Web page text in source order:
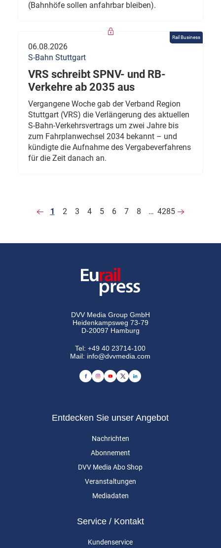
(Bahnhöfe sollen anfahrbar bleiben).
Rail Business
06.08.2026
S-Bahn Stuttgart
VRS schreibt SPNV- und RB-
Verkehre ab 2035 aus
Vergangene Woche gab der Verband Region
Stuttgart (VRS) die Verlängerung des aktuellen
S-Bahn-Verkehrsvertrags um zwei Jahre bis
zum Fahrplanwechsel 2034 bekannt – und
kündigte die Aufnahme des Vergabeverfahrens
für die Zeit danach an.
1 2 3 4 5 6 7 8 … 4285
DVV Media Group GmbH
Heidenkampsweg 73-79
D-20097 Hamburg
Tel:+49 40 23714-100
Mail: info@dvvmedia.com
Entdecken Sie unser Angebot
Nachrichten
Abonnement
DVV Media Abo Shop
Veranstaltungen
Mediadaten
Service / Kontakt
Kundenservice